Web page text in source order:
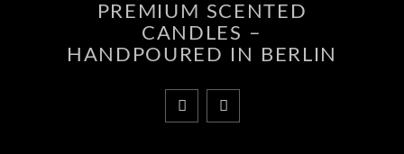
PREMIUM SCENTED
CANDLES –
HANDPOURED IN BERLIN